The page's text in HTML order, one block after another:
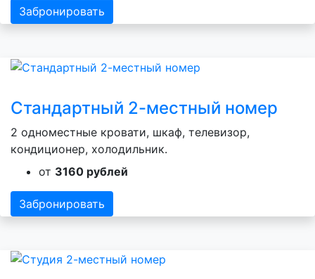
Забронировать
Стандартный 2-местный номер
2 одноместные кровати, шкаф, телевизор,
кондиционер, холодильник.
от 3160 рублей
Забронировать